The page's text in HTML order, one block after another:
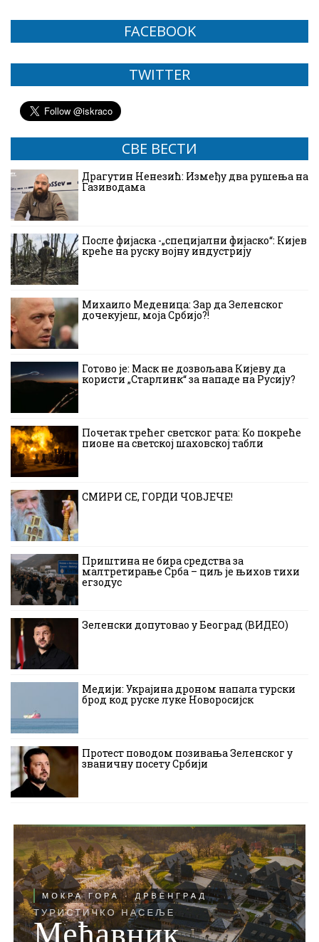
FACEBOOK
TWITTER
СВЕ ВЕСТИ
Драгутин Ненезић: Између два рушења на
Газиводама
После фијаска -„специјални фијаско“: Кијев
креће на руску војну индустрију
Михаило Меденица: Зар да Зеленског
дочекујеш, моја Србијо?!
Готово је: Маск не дозвољава Кијеву да
користи „Старлинк“ за нападе на Русију?
Почетак трећег светског рата: Ко покреће
пионе на светској шаховској табли
СМИРИ СЕ, ГОРДИ ЧОВЈЕЧЕ!
Приштина не бира средства за
малтретирање Срба – циљ је њихов тихи
егзодус
Зеленски допутовао у Београд (ВИДЕО)
Медији: Украјина дроном напала турски
брод код руске луке Новоросијск
Протест поводом позивања Зеленског у
званичну посету Србији